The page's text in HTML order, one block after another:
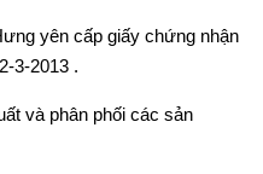
yên cấp giấy chứng nhận
3-2013 .
và phân phối các sản